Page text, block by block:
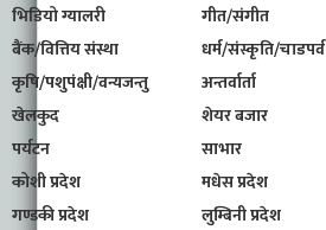
भिडियो ग्यालरी
गीत/संगीत
बैंक/वित्तिय संस्था
धर्म/संस्कृति/चाडपर्व
कृषि/पशुपंक्षी/वन्यजन्तु
अन्तर्वार्ता
खेलकुद
शेयर बजार
पर्यटन
साभार
कोशी प्रदेश
मधेस प्रदेश
गण्डकी प्रदेश
लुम्बिनी प्रदेश